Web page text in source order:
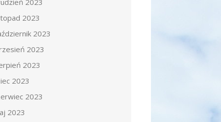
2023
2023
2023
2023
2023
2023
2023